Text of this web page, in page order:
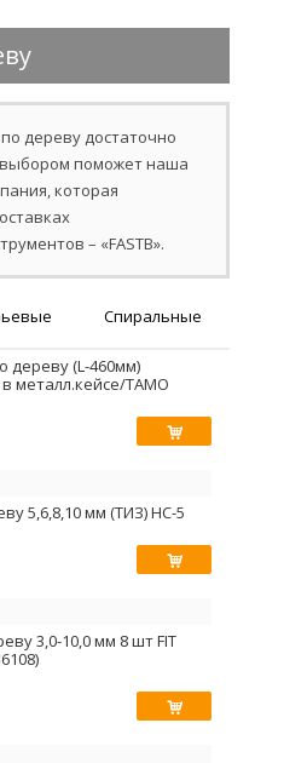
дереву достаточно
выбором поможет наша
которая
– «FASTB».
Спиральные
дереву (L-460мм)
металл.кейсе/TAMO
5,6,8,10 мм (ТИЗ) НС-5
3,0-10,0 мм 8 шт FIT